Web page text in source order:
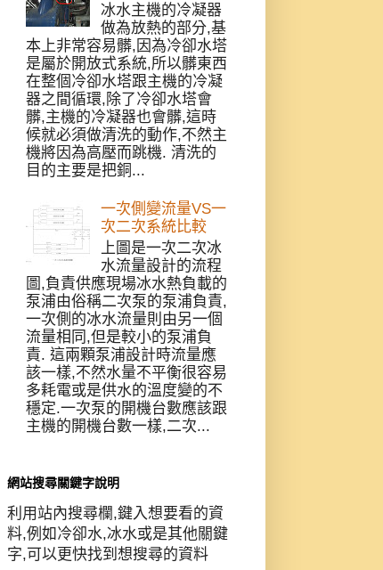
冰水主機的冷凝器
做為放熱的部分,基
本上非常容易髒,因為冷卻水塔
是屬於開放式系統,所以髒東西
在整個冷卻水塔跟主機的冷凝
器之間循環,除了冷卻水塔會
髒,主機的冷凝器也會髒,這時
候就必須做清洗的動作,不然主
機將因為高壓而跳機. 清洗的
目的主要是把銅...
一次側變流量VS一
次二次系統比較
上圖是一次二次冰
水流量設計的流程
圖,負責供應現場冰水熱負載的
泵浦由俗稱二次泵的泵浦負責,
一次側的冰水流量則由另一個
流量相同,但是較小的泵浦負
責. 這兩顆泵浦設計時流量應
該一樣,不然水量不平衡很容易
多耗電或是供水的溫度變的不
穩定.一次泵的開機台數應該跟
主機的開機台數一樣,二次...
網站搜尋關鍵字說明
利用站內搜尋欄,鍵入想要看的資
料,例如冷卻水,冰水或是其他關鍵
字,可以更快找到想搜尋的資料